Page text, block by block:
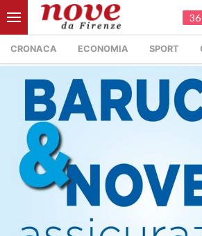
36
CRONACA ECONOMIA SPORT